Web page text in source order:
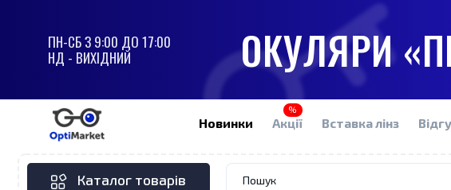
ПН-СБ З 9:00 ДО 17:00
НД - ВИХІДНИЙ
ОКУЛЯРИ
Новинки
%
Акції Вставка лінз
Каталог товарів